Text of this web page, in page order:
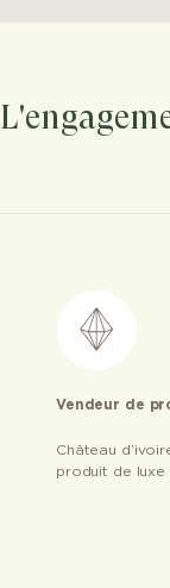
Vendeur de
Château
produit de luxe